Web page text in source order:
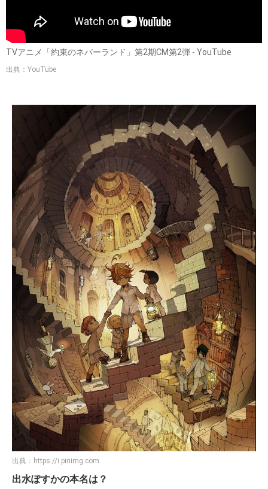
TVアニメ「約束のネバーランド」第2期CM第2弾 - YouTube
出典：YouTube
出典： https://i.pinimg.com
出水ぽすかの本名は？